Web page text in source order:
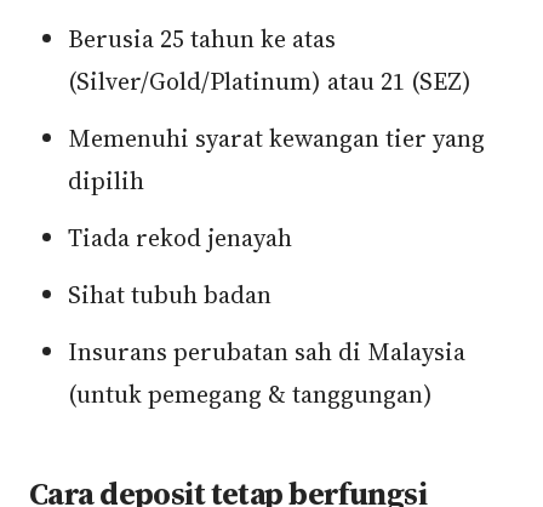
Berusia 25 tahun ke atas
(Silver/Gold/Platinum) atau 21 (SEZ)
Memenuhi syarat kewangan tier yang
dipilih
Tiada rekod jenayah
Sihat tubuh badan
Insurans perubatan sah di Malaysia
(untuk pemegang & tanggungan)
Cara deposit tetap berfungsi